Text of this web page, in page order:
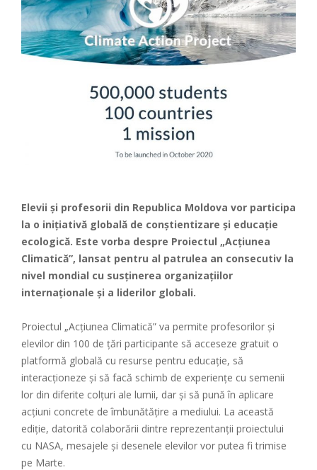
Elevii și profesorii din Republica Moldova vor participa
la o inițiativă globală de conștientizare și educație
ecologică. Este vorba despre Proiectul „Acțiunea
Climatică”, lansat pentru al patrulea an consecutiv la
nivel mondial cu susținerea organizațiilor
internaționale și a liderilor globali.
Proiectul „Acțiunea Climatică” va permite profesorilor și
elevilor din 100 de țări participante să acceseze gratuit o
platformă globală cu resurse pentru educație, să
interacționeze și să facă schimb de experiențe cu semenii
lor din diferite colțuri ale lumii, dar și să pună în aplicare
acțiuni concrete de îmbunătățire a mediului. La această
ediție, datorită colaborării dintre reprezentanții proiectului
cu NASA, mesajele și desenele elevilor vor putea fi trimise
pe Marte.